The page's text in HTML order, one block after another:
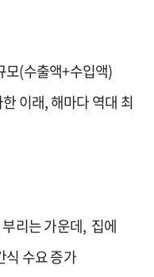
모(수출액+수입액)
한 이래,해마다 역대 최
리는 가운데, 집에
식 수요 증가